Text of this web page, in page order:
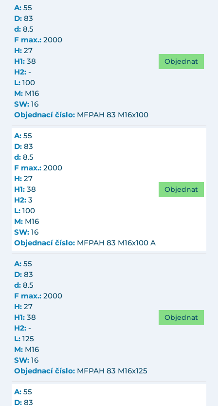
A: 55
D: 83
d: 8.5
F max.: 2000
H: 27
H1: 38
H2: -
L: 100
M: M16
SW: 16
Objednací číslo: MFPAH 83 M16x100
Objednat
A: 55
D: 83
d: 8.5
F max.: 2000
H: 27
H1: 38
H2: 3
L: 100
M: M16
SW: 16
Objednací číslo: MFPAH 83 M16x100 A
Objednat
A: 55
D: 83
d: 8.5
F max.: 2000
H: 27
H1: 38
H2: -
L: 125
M: M16
SW: 16
Objednací číslo: MFPAH 83 M16x125
Objednat
A: 55
D: 83